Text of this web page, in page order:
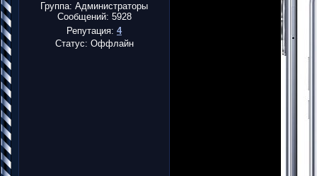
Группа: Администраторы
Сообщений: 5928
Репутация: 4
Статус: Оффлайн